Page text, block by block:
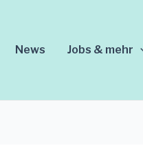
News Jobs & mehr